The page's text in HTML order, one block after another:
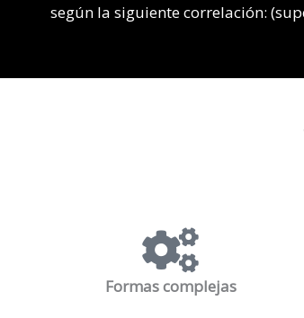
según la siguiente correlación:
Formas complejas